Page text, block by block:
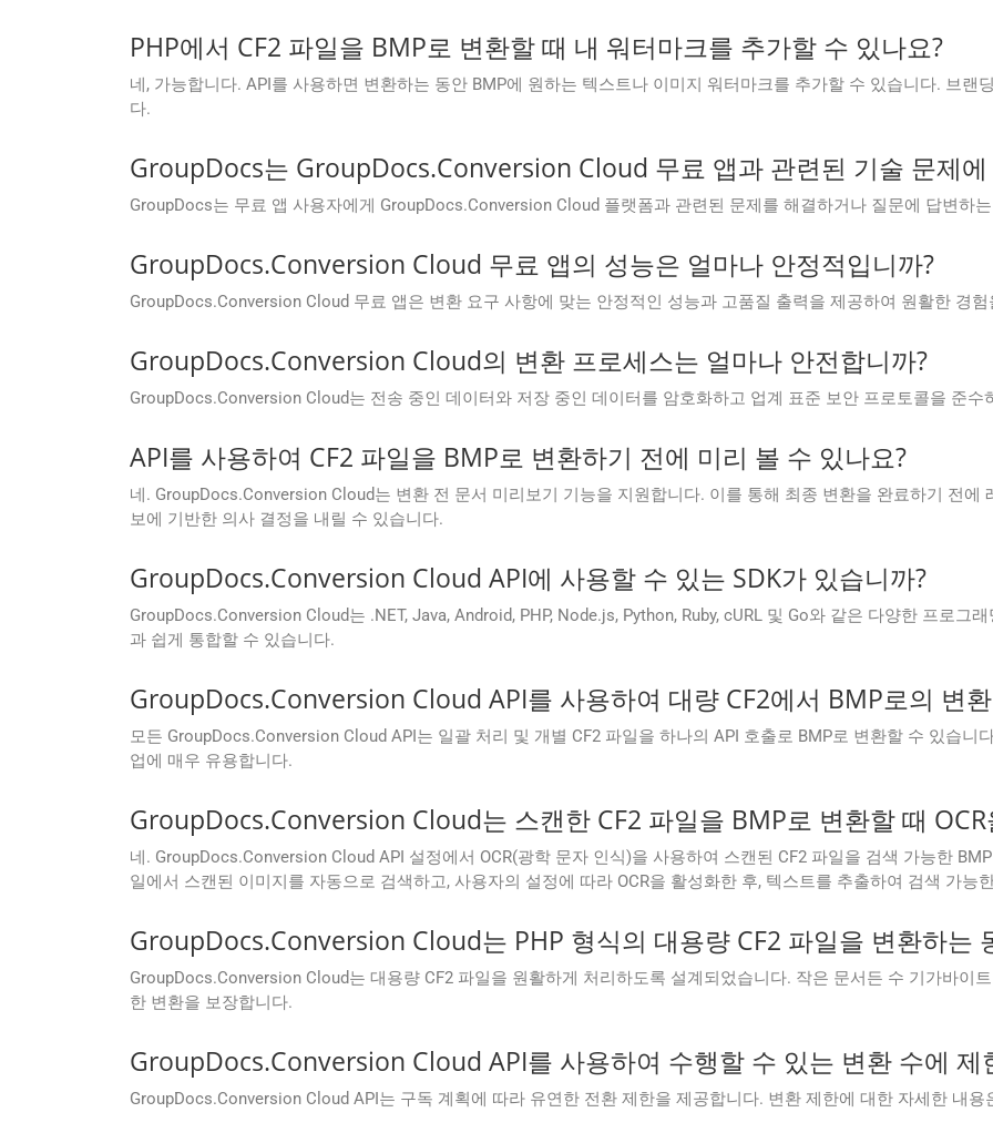
PHP에서 CF2 파일을 BMP로 변환할 때 내 워터마크를 추가할 수 있나요?
네, 가능합니다. API를 사용하면 변환하는 동안 BMP에 원하는 텍스트나 이미지 워터마크를 추가할 수 있습니다. 브랜
다.
GroupDocs는 GroupDocs.Conversion Cloud 무료 앱과 관련된 기술 문제
GroupDocs는 무료 앱 사용자에게 GroupDocs.Conversion Cloud 플랫폼과 관련된 문제를 해결하거나 질문에 답변하
GroupDocs.Conversion Cloud 무료 앱의 성능은 얼마나 안정적입니까?
GroupDocs.Conversion Cloud 무료 앱은 변환 요구 사항에 맞는 안정적인 성능과 고품질 출력을 제공하여 원활한 경
GroupDocs.Conversion Cloud의 변환 프로세스는 얼마나 안전합니까?
GroupDocs.Conversion Cloud는 전송 중인 데이터와 저장 중인 데이터를 암호화하고 업계 표준 보안 프로토콜을 준
API를 사용하여 CF2 파일을 BMP로 변환하기 전에 미리 볼 수 있나요?
네. GroupDocs.Conversion Cloud는 변환 전 문서 미리보기 기능을 지원합니다. 이를 통해 최종 변환을 완료하기 전에
보에 기반한 의사 결정을 내릴 수 있습니다.
GroupDocs.Conversion Cloud API에 사용할 수 있는 SDK가 있습니까?
GroupDocs.Conversion Cloud는 .NET, Java, Android, PHP, Node.js, Python, Ruby, cURL 및 Go와 같은 다양한 프로그
과 쉽게 통합할 수 있습니다.
GroupDocs.Conversion Cloud API를 사용하여 대량 CF2에서 BMP로의 변
모든 GroupDocs.Conversion Cloud API는 일괄 처리 및 개별 CF2 파일을 하나의 API 호출로 BMP로 변환할 수 있습
업에 매우 유용합니다.
GroupDocs.Conversion Cloud는 스캔한 CF2 파일을 BMP로 변환할 때
네. GroupDocs.Conversion Cloud API 설정에서 OCR(광학 문자 인식)을 사용하여 스캔된 CF2 파일을 검색 가능한
일에서 스캔된 이미지를 자동으로 검색하고, 사용자의 설정에 따라 OCR을 활성화한 후, 텍스트를 추출하여 검색 가능
GroupDocs.Conversion Cloud는 PHP 형식의 대용량 CF2 파일을 변환하는
GroupDocs.Conversion Cloud는 대용량 CF2 파일을 원활하게 처리하도록 설계되었습니다. 작은 문서든 수 기가바이
한 변환을 보장합니다.
GroupDocs.Conversion Cloud API를 사용하여 수행할 수 있는 변환 수에 제
GroupDocs.Conversion Cloud API는 구독 계획에 따라 유연한 전환 제한을 제공합니다. 변환 제한에 대한 자세한 내